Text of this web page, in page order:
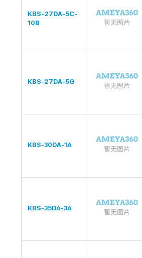
KBS-27DA-5C-
108
KBS-27DA-5G
KBS-30DA-1A
KBS-35DA-3A